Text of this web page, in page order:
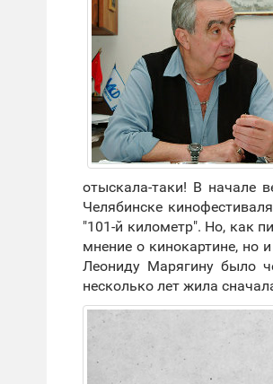
отыскала-таки! В начале
Челябинске
"101-й километр". Но, как
мнение о кинокартине, но
Леониду Марягину было
несколько лет жила